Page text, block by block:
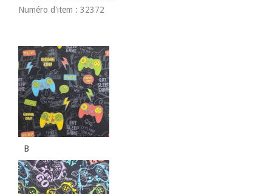
Numéro d'item : 32372
B